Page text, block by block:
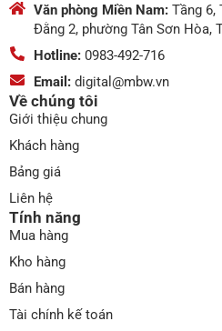
Văn phòng Miền Nam: Tầng 6,
Đằng 2, phường Tân Sơn Hòa,
Hotline: 0983-492-716
Email: digital@mbw.vn
Về chúng tôi
Giới thiệu chung
Khách hàng
Bảng giá
Liên hệ
Tính năng
Mua hàng
Kho hàng
Bán hàng
Tài chính kế toán